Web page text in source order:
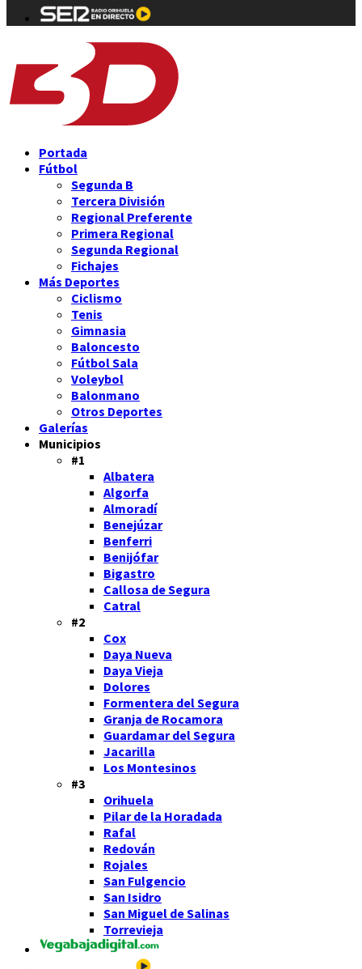
Portada
Fútbol
Segunda B
Tercera División
Regional Preferente
Primera Regional
Segunda Regional
Fichajes
Más Deportes
Ciclismo
Tenis
Gimnasia
Baloncesto
Fútbol Sala
Voleybol
Balonmano
Otros Deportes
Galerías
Municipios
#1
Albatera
Algorfa
Almoradí
Benejúzar
Benferri
Benijófar
Bigastro
Callosa de Segura
Catral
#2
Cox
Daya Nueva
Daya Vieja
Dolores
Formentera del Segura
Granja de Rocamora
Guardamar del Segura
Jacarilla
Los Montesinos
#3
Orihuela
Pilar de la Horadada
Rafal
Redován
Rojales
San Fulgencio
San Isidro
San Miguel de Salinas
Torrevieja